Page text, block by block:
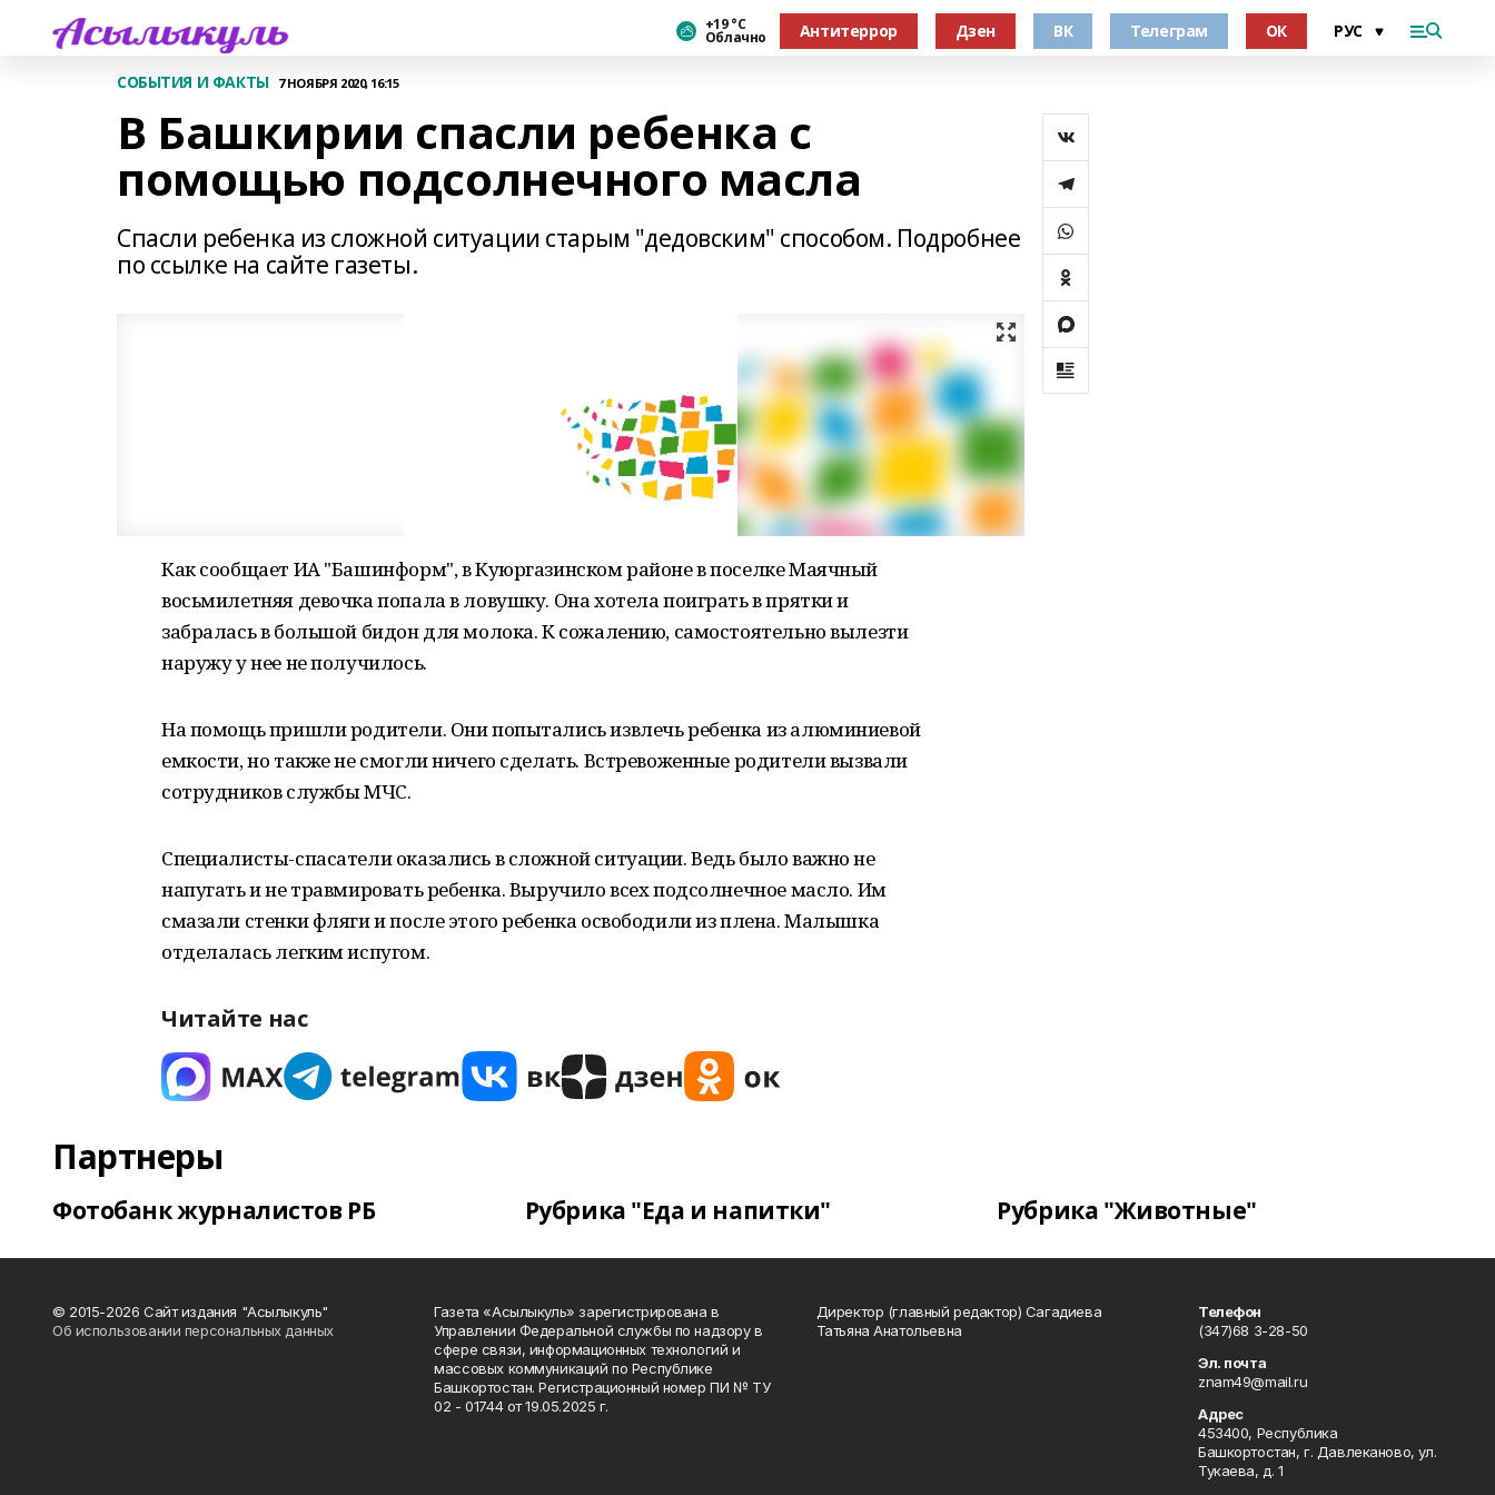
+19 °С
Облачно Антитеррор Дзен ВК Телеграм ОК
СОБЫТИЯ И ФАКТЫ 7 НОЯБРЯ 2020, 16:15
В Башкирии спасли ребенка с
помощью подсолнечного масла
Спасли ребенка из сложной ситуации старым "дедовским" способом. Подробнее
по ссылке на сайте газеты.
Как сообщает ИА "Башинформ", в Куюргазинском районе в поселке Маячный
восьмилетняя девочка попала в ловушку. Она хотела поиграть в прятки и
забралась в большой бидон для молока. К сожалению, самостоятельно вылезти
наружу у нее не получилось.
На помощь пришли родители. Они попытались извлечь ребенка из алюминиевой
емкости, но также не смогли ничего сделать. Встревоженные родители вызвали
сотрудников службы МЧС.
Специалисты-спасатели оказались в сложной ситуации. Ведь было важно не
напугать и не травмировать ребенка. Выручило всех подсолнечное масло. Им
смазали стенки фляги и после этого ребенка освободили из плена. Малышка
отделалась легким испугом.
Читайте нас
Партнеры
Фотобанк журналистов РБ Рубрика "Еда и напитки" Рубрика "Животные"
© 2015-2026 Сайт издания "Асылыкуль"
Об использовании персональных данных
Газета «Асылыкуль» зарегистрирована в
Управлении Федеральной службы по надзору в
сфере связи, информационных технологий и
массовых коммуникаций по Республике
Башкортостан. Регистрационный номер ПИ № ТУ
02 - 01744 от 19.05.2025 г.
Директор (главный редактор) Сагадиева
Татьяна Анатольевна
Телефон
(347)68 3-28-50
Эл. почта
znam49@mail.ru
Адрес
453400, Республика
Башкортостан, г. Давлеканово, ул.
Тукаева, д. 1